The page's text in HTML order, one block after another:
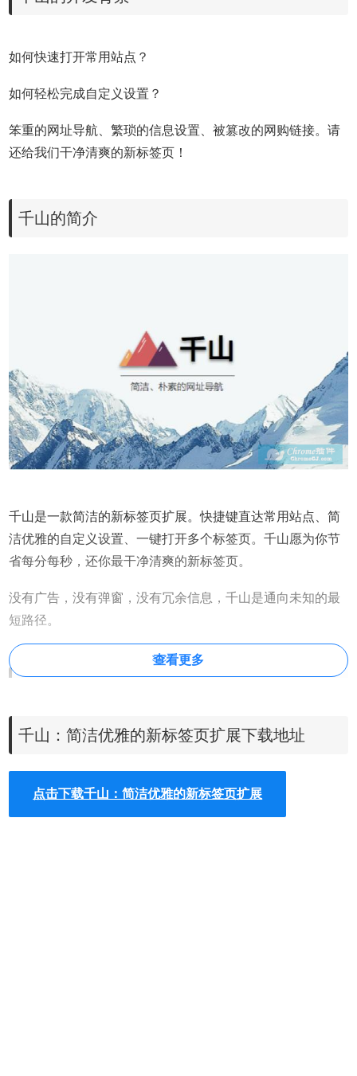
如何快速打开常用站点？
如何轻松完成自定义设置？
笨重的网址导航、繁琐的信息设置、被篡改的网购链接。请
还给我们干净清爽的新标签页！
千山的简介
千山是一款简洁的新标签页扩展。快捷键直达常用站点、简
洁优雅的自定义设置、一键打开多个标签页。千山愿为你节
省每分每秒，还你最干净清爽的新标签页。
没有广告，没有弹窗，没有冗余信息，千山是通向未知的最
短路径。
1.在谷歌浏览器中安装千山插件，并在Chrome的扩展器中启
动简洁优雅的新标签页扩展的功能，千山插件的下载地址可
以在本文的下方找到，离线千山插件的安装方法可参考：
么在谷歌浏览器中安装.crx扩展名的离线Chrome插件？
谷歌浏览器离线安装版可以从这里下载：
查看更多
千山：简洁优雅的新标签页扩展下载地址
点击下载千山：简洁优雅的新标签页扩展